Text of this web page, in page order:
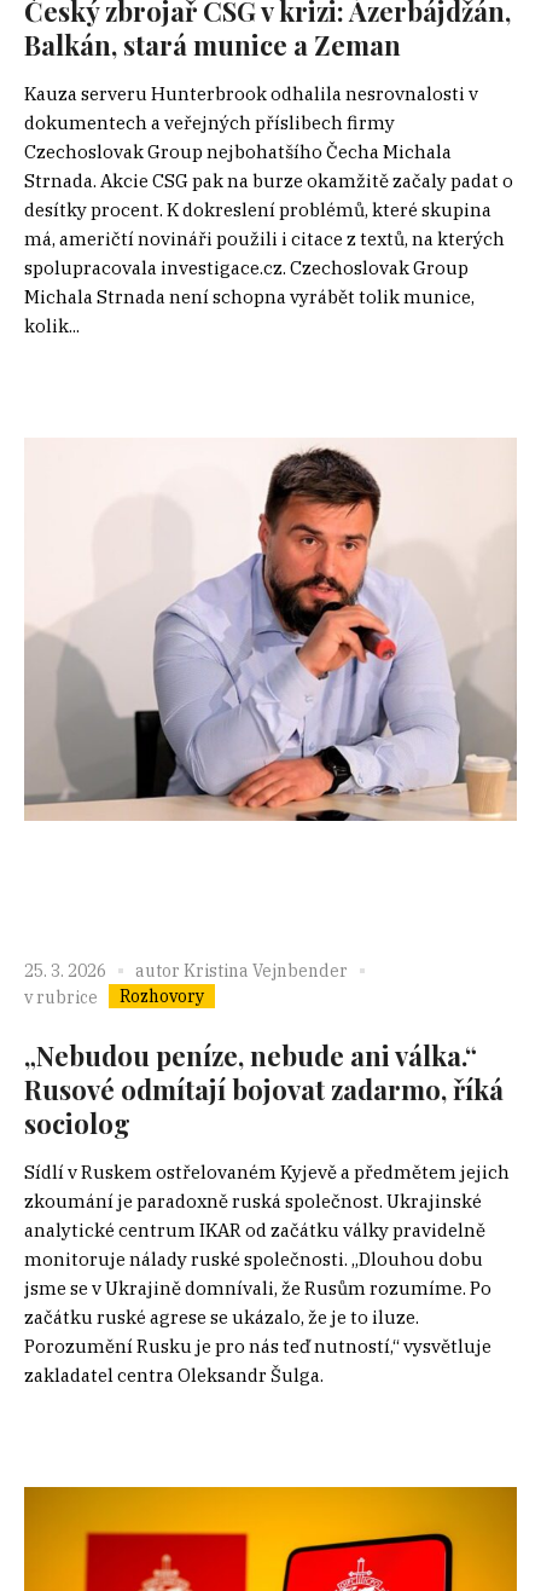
Český zbrojař CSG v krizi: Ázerbájdžán,
Balkán, stará munice a Zeman
Kauza serveru Hunterbrook odhalila nesrovnalosti v
dokumentech a veřejných příslibech firmy
Czechoslovak Group nejbohatšího Čecha Michala
Strnada. Akcie CSG pak na burze okamžitě začaly padat o
desítky procent. K dokreslení problémů, které skupina
má, američtí novináři použili i citace z textů, na kterých
spolupracovala investigace.cz. Czechoslovak Group
Michala Strnada není schopna vyrábět tolik munice,
kolik...
25. 3. 2026 autor Kristina Vejnbender
v rubrice
Rozhovory
„Nebudou peníze, nebude ani válka.“
Rusové odmítají bojovat zadarmo, říká
sociolog
Sídlí v Ruskem ostřelovaném Kyjevě a předmětem jejich
zkoumání je paradoxně ruská společnost. Ukrajinské
analytické centrum IKAR od začátku války pravidelně
monitoruje nálady ruské společnosti. „Dlouhou dobu
jsme se v Ukrajině domnívali, že Rusům rozumíme. Po
začátku ruské agrese se ukázalo, že je to iluze.
Porozumění Rusku je pro nás teď nutností,“ vysvětluje
zakladatel centra Oleksandr Šulga.